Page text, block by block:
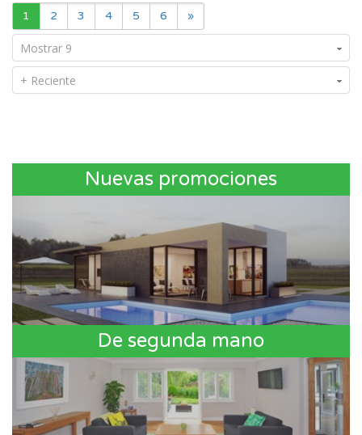
1 2 3 4 5 6 »
Mostrar 9
+ Reciente
Nuevas promociones
De segunda mano